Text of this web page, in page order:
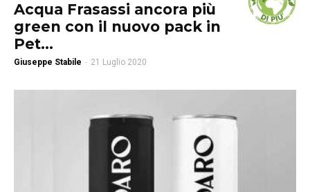
Acqua Frasassi ancora più
green con il nuovo pack in
Pet...
Giuseppe Stabile - 21 Luglio 2020